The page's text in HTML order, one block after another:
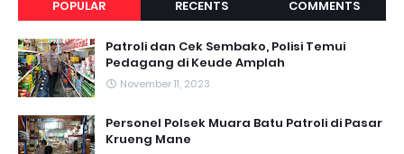
POPULAR RECENTS COMMENTS
Patroli dan Cek Sembako, Polisi Temui
Pedagang di Keude Amplah
November 11, 2023
Personel Polsek Muara Batu Patroli di Pasar
Krueng Mane